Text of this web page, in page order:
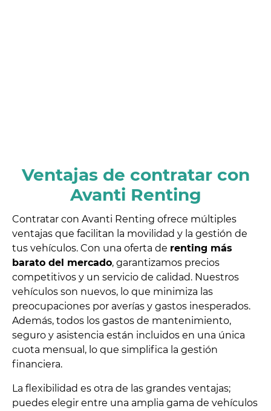
Ventajas de contratar con
Avanti Renting
Contratar con Avanti Renting ofrece múltiples
ventajas que facilitan la movilidad y la gestión de
tus vehículos. Con una oferta de renting más
barato del mercado, garantizamos precios
competitivos y un servicio de calidad. Nuestros
vehículos son nuevos, lo que minimiza las
preocupaciones por averías y gastos inesperados.
Además, todos los gastos de mantenimiento,
seguro y asistencia están incluidos en una única
cuota mensual, lo que simplifica la gestión
financiera.
La flexibilidad es otra de las grandes ventajas;
puedes elegir entre una amplia gama de vehículos